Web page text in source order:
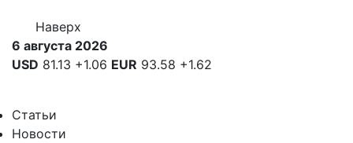
Наверх
6 августа 2026
USD 81.13 +1.06 EUR 93.58 +1.62
Статьи
Новости